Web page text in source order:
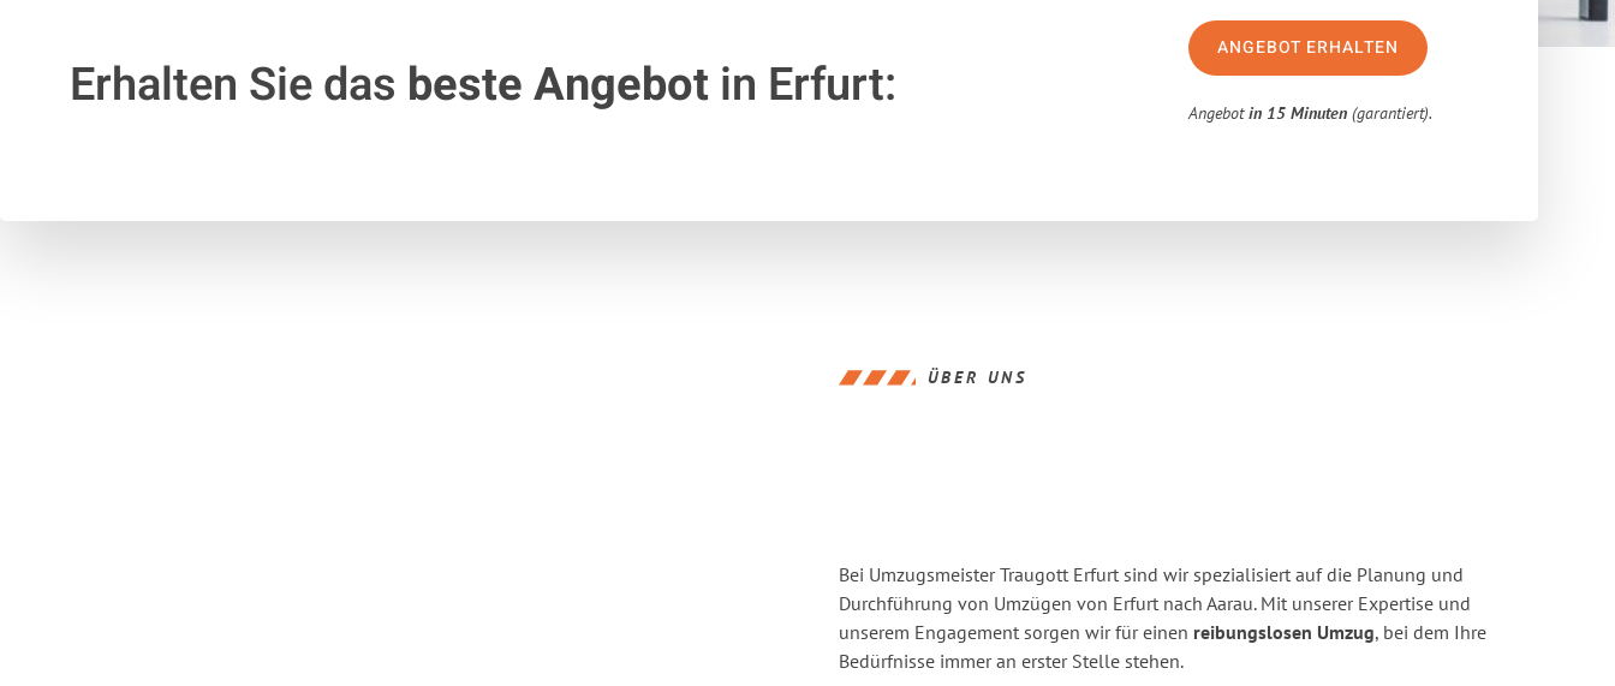
Erhalten Sie das beste Angebotin Erfurt:
ANGEBOT ERHALTEN
Angebotin 15 Minuten (garantiert).
ÜBER UNS
Bei Umzugsmeister Traugott Erfurt sind wir spezialisiert auf die Planung und
Durchführung von Umzügen von Erfurt nach Aarau. Mit unserer Expertise und
unserem Engagement sorgen wir für einen reibungslosen Umzug, bei dem Ihre
Bedürfnisse immer an erster Stelle stehen.